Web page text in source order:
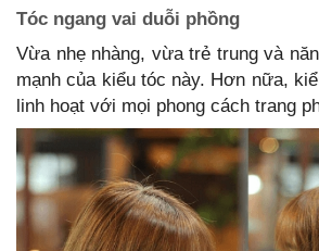
Tóc ngang vai duỗi phồng
Vừa nhẹ nhàng, vừa trẻ trung và
mạnh của kiểu tóc này. Hơn nữa,
linh hoạt với mọi phong cách trang